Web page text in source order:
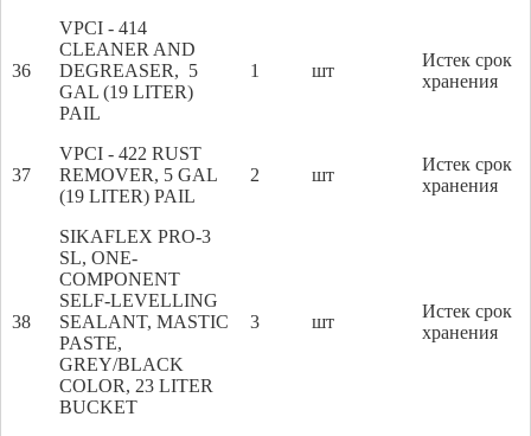
36
VPCI - 414
CLEANER AND
DEGREASER, 5
GAL (19 LITER)
PAIL
1 шт
Истек срок
хранения
37
VPCI - 422 RUST
REMOVER, 5 GAL
(19 LITER) PAIL
2 шт
Истек срок
хранения
38
SIKAFLEX PRO-3
SL, ONE-
COMPONENT
SELF-LEVELLING
SEALANT, MASTIC
PASTE,
GREY/BLACK
COLOR, 23 LITER
BUCKET
3 шт
Истек срок
хранения